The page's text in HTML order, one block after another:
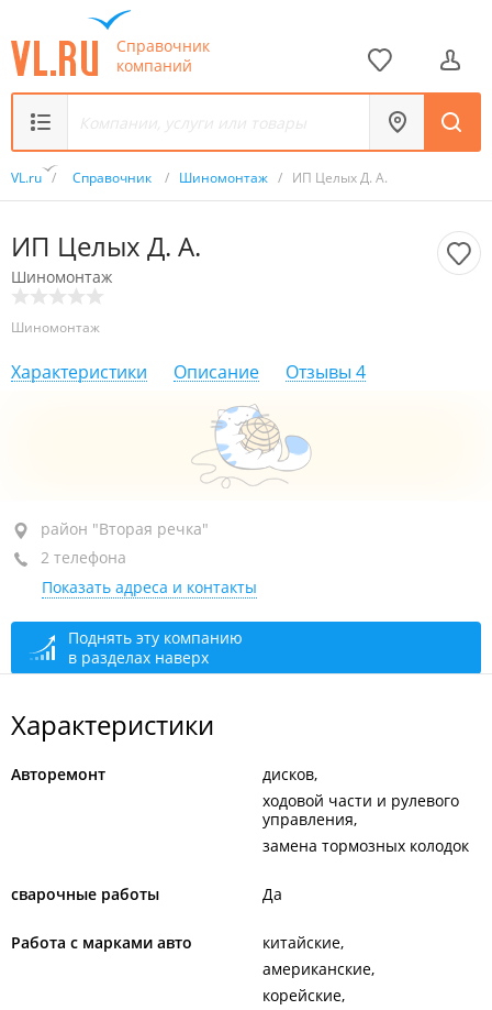
Справочник
компаний
VL.ru / Справочник / Шиномонтаж / ИП Целых Д. А.
ИП Целых Д. А.
Шиномонтаж
Шиномонтаж
Характеристики Описание Отзывы 4
район "Вторая речка", ул. Русская, 2А стр. 1
за автовокзалом, на территории заправки
+7 999 617-82-12
+7 908 441-46-42
сегодня закрыто
район "Вторая речка"
2 телефона
Показать адреса и контакты
Поднять эту компанию
в разделах наверх
Характеристики
Авторемонт
дисков
ходовой части и рулевого
управления
замена тормозных колодок
сварочные работы Да
Работа с марками авто
китайские
американские
корейские